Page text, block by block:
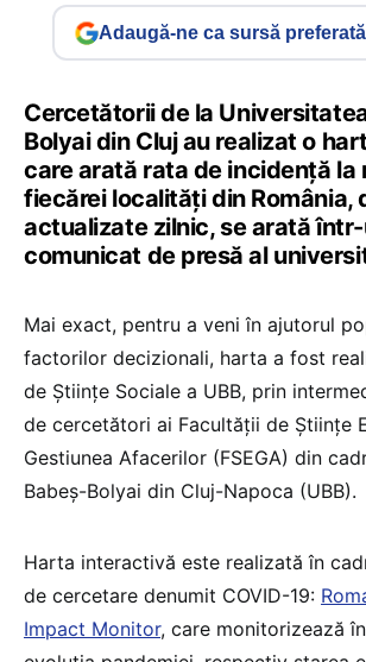
Adaugă-ne ca sursă
Cercetătorii de la
Bolyai din Cluj au realizat o
care arată rata de incidență la
fiecărei localități din România,
actualizate zilnic, se arată
comunicat de presă al
Mai exact, pentru a veni în ajutorul
factorilor decizionali, harta a fost
de Științe Sociale a UBB, prin
de cercetători ai Facultății de Științe
Gestiunea Afacerilor (FSEGA) din
Babeș-Bolyai din Cluj-Napoca (UBB).
Harta interactivă este realizată în
de cercetare denumit COVID-19:
Impact Monitor, care monitorizează